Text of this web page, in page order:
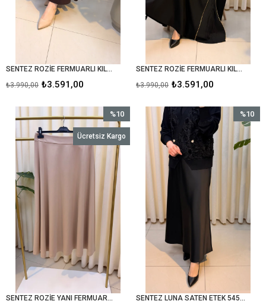
SENTEZ ROZİE FERMUARLI KILOŞ ETEK 5491 KAHVE
₺3.591,00
₺3.990,00
SENTEZ ROZİE FERMUARLI KILOŞ ETEK 5491 SİYAH
₺3.591,00
₺3.990,00
SENTEZ ROZİE YANI FERMUARLI KILOŞ ETEK 5491 TAŞ
%10
İndirim
%10İndirim
Ücretsiz Kargo
SENTEZ LUNA SATEN ETEK 5457 SİYAH
%10
İndirim